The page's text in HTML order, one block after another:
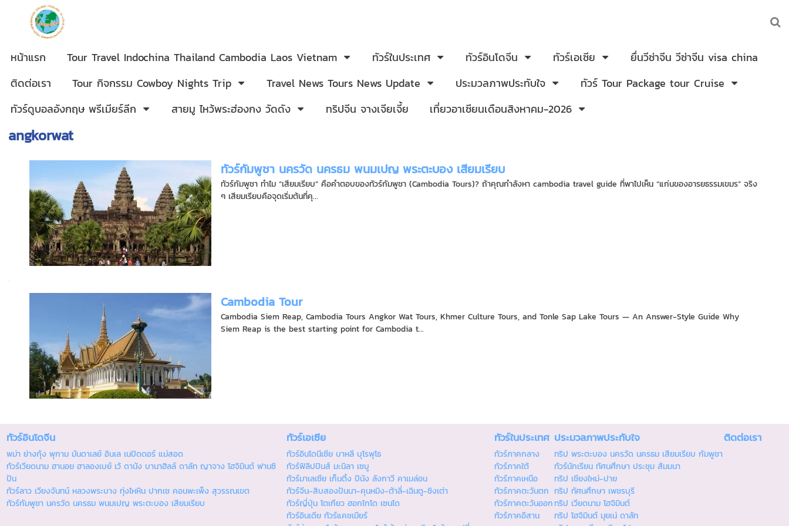
หน้าแรก Tour Travel Indochina Thailand Cambodia Laos Vietnam ทัวร์ในประเทศ ทัวร์อินโดจีน ทัวร์เอเซีย
ยื่นวีซ่าจีน วีซ่าจีน visa china
ติดต่อเรา
Tour กิจกรรม Cowboy Nights Trip Travel News Tours News Update ประมวลภาพประทับใจ
ทัวร์ Tour Package tour Cruise
ทัวร์ดูบอลอังกฤษ พรีเมียร์ลีก
สายมู ไหว้พระฮ่องกง วัดดัง ทริปจีน จางเจียเจี้ย เที่ยวอาเซียนเดือนสิงหาคม-2026
angkorwat
ทัวร์กัมพูชา นครวัด นครธม พนมเปญ พระตะบอง เสียมเรียบ
ทัวร์กัมพูชา ทำไม “เสียมเรียบ” คือคำตอบของทัวร์กัมพูชา (Cambodia Tours)? ถ้าคุณกำลังหา cambodia travel guide ที่พาไปเห็น “แก่นของอารยธรรมเขมร” จริง
ๆ เสียมเรียบคือจุดเริ่มต้นที่คุ...
Cambodia Tour
Cambodia Siem Reap, Cambodia Tours Angkor Wat Tours, Khmer Culture Tours, and Tonle Sap Lake Tours — An Answer-Style Guide Why
Siem Reap is the best starting point for Cambodia t...
ทัวร์อินโดจีน
พม่า ย่างกุ้ง พุกาม มันดาเลย์ อินเล เนปิดดอร์ แม่สอด
ทัวร์เวียดนาม ฮานอย ฮาลองเบย์ เว้ ดานัง บานาฮิลล์ ดาลัท ญาจาง โฮจิมินต์ ฟานซิ
ปัน
ทัวร์ลาว เวียงจันทน์ หลวงพระบาง ทุ่งไหหิน ปากเซ คอนพะเพ็ง สุวรรณเขต
ทัวร์กัมพูชา นครวัด นครธม พนมเปญ พระตะบอง เสียมเรียบ
ทัวร์เอเซีย
ทัวร์อินโดนีเซีย บาหลี บุโรพุโธ
ทัวร์ฟิลิปปินส์ มะนิลา เซบู
ทัวร์มาเลเซีย เก็นติ้ง ปีนัง ลังกาวี คาเมล่อน
ทัวร์จีน-สิบสองปันนา-คุนหมิง-ต้าลี่-เฉินตู-ชิงเต่า
ทัวร์ญี่ปุ่น โตเกียว ฮอกไกโด เซนได
ทัวร์อินเดีย ทัวร์แคชเมียร์
ทัวร์ในประเทศ
ทัวร์ภาคกลาง
ทัวร์ภาคใต้
ทัวร์ภาคเหนือ
ทัวร์ภาคตะวันตก
ทัวร์ภาคตะวันออก
ทัวร์ภาคอีสาน
ประมวลภาพประทับใจ
ทริป พระตะบอง นครวัด นครธม เสียมเรียบ กัมพูชา
ทัวร์นักเรียน ทัศนศึกษา ประชุม สัมมนา
ทริป เชียงใหม่-ปาย
ทริป ทัศนศึกษา เพชรบุรี
ทริป เวียดนาม โฮจิมินต์
ทริป โฮจิมินต์ มุยเน่ ดาลัท
ติดต่อเรา